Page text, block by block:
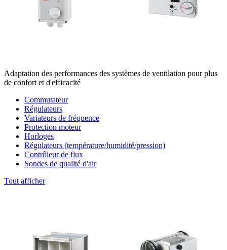
Adaptation des performances des systèmes de ventilation pour plus
de confort et d'efficacité
Commutateur
Régulateurs
Variateurs de fréquence
Protection moteur
Horloges
Régulateurs (température/humidité/pression)
Contrôleur de flux
Sondes de qualité d'air
Tout afficher